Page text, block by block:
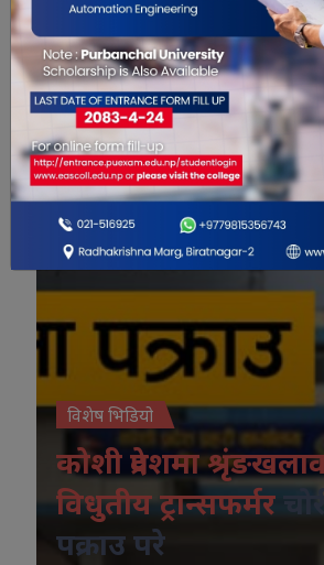
विशेष भिडियो
विशेष भिडियो
कोशी प्रदेशमा
विधुतीय ट्रान्सफर्मर
पक्राउ परे